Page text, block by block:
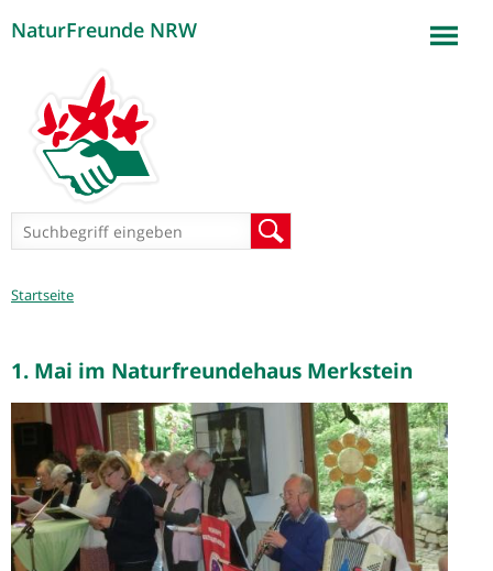
NaturFreunde NRW
Suchformular
Sie
Startseite
1. Mai im Naturfreundehaus Merkstein